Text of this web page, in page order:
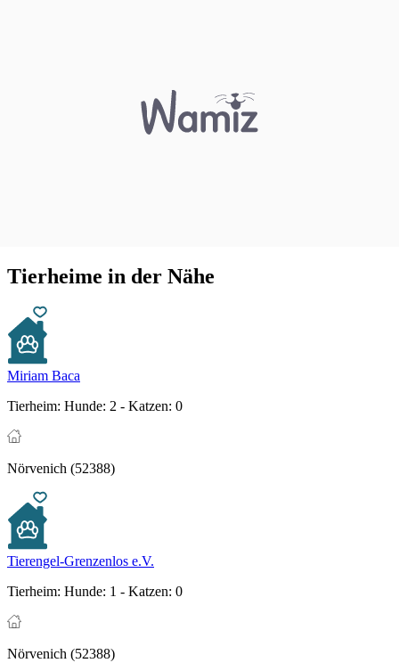
Tierheime in der Nähe
Miriam Baca
Tierheim: Hunde: 2 - Katzen: 0
Nörvenich (52388)
Tierengel-Grenzenlos e.V.
Tierheim: Hunde: 1 - Katzen: 0
Nörvenich (52388)